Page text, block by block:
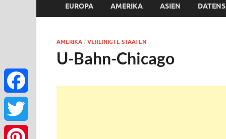
EUROPA AMERIKA ASIEN
AMERIKA / VEREINIGTE STAATEN
U-Bahn-Chicago
Facebook
Twitter